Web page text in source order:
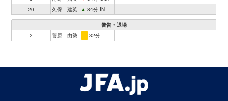
20
久保 建英 ▲ 84分 IN
警告・退場
2
菅原 由勢 32分